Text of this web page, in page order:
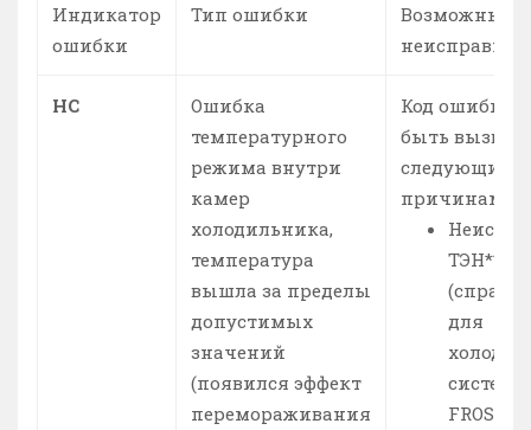
Индикатор
ошибки
Тип ошибки
Возможные
HC
Ошибка
температурного
режима внутри
камер
холодильника,
температура
вышла за пределы
допустимых
значений
(появился эффект
перемораживания
Код ошибки
быть вызван
следующими
причинами:
ТЭН**
для
FROST).